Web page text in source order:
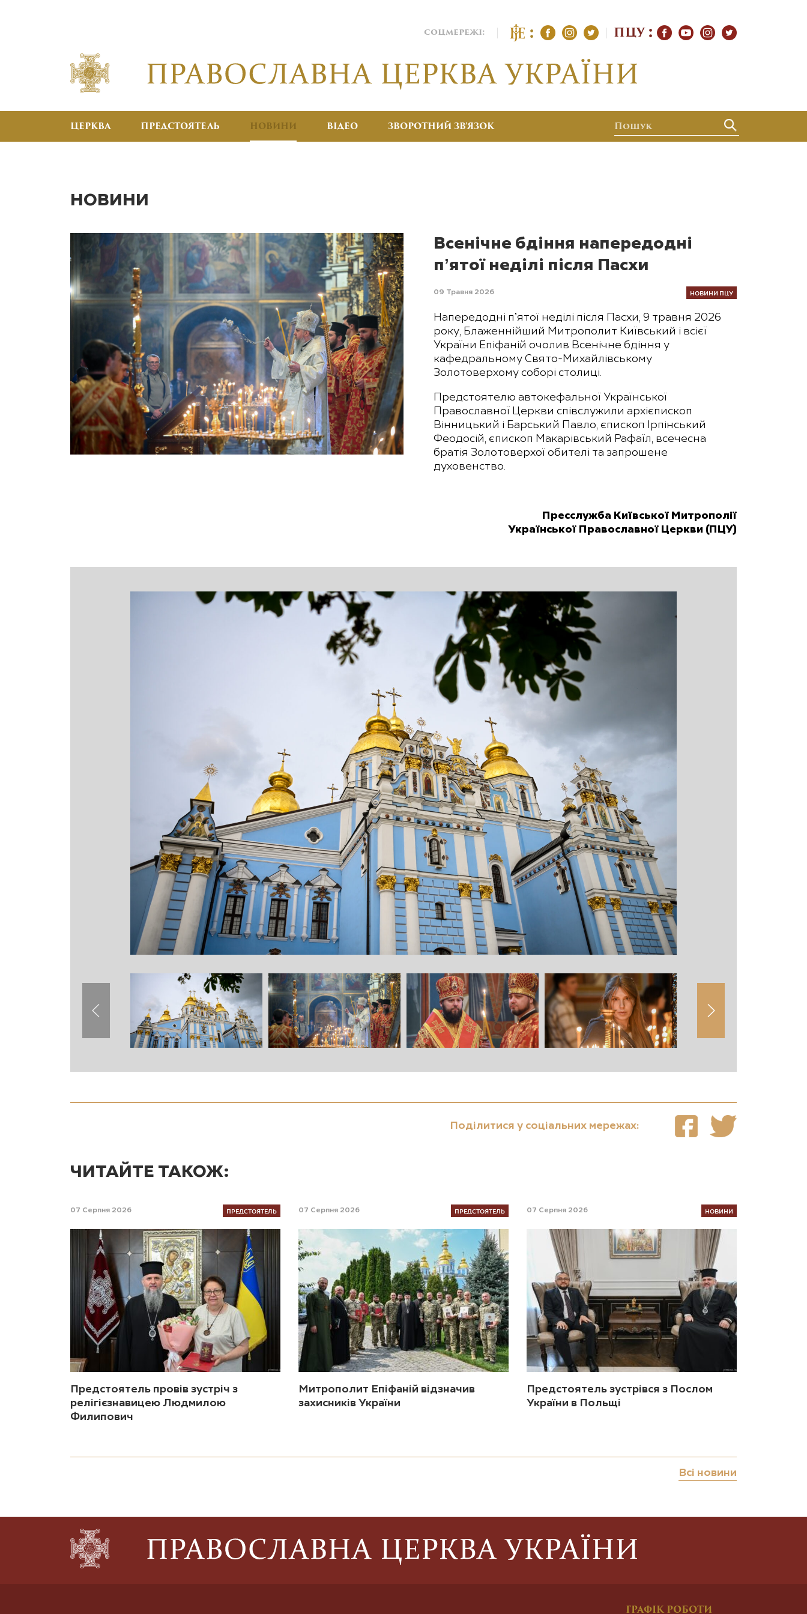
соцмережі: ПЦУ
ЦЕРКВА ПРЕДСТОЯТЕЛЬ НОВИНИ ВІДЕО ЗВОРОТНИЙ ЗВ’ЯЗОК
НОВИНИ
Всенічне бдіння напередодні
пʼятої неділі після Пасхи
09 Травня 2026 НОВИНИ ПЦУ
Напередодні пʼятої неділі після Пасхи, 9 травня 2026
року, Блаженнійший Митрополит Київський і всієї
України Епіфаній очолив Всенічне бдіння у
кафедральному Свято-Михайлівському
Золотоверхому соборі столиці.
Предстоятелю автокефальної Української
Православної Церкви співслужили архієпископ
Вінницький і Барський Павло, єпископ Ірпінський
Феодосій, єпископ Макарівський Рафаїл, всечесна
братія Золотоверхої обителі та запрошене
духовенство.
Пресслужба Київської Митрополії
Української Православної Церкви (ПЦУ)
Поділитися у соціальних мережах:
ЧИТАЙТЕ ТАКОЖ:
07 Серпня 2026 ПРЕДСТОЯТЕЛЬ
Предстоятель провів зустріч з
релігієзнавицею Людмилою
Филипович
07 Серпня 2026 ПРЕДСТОЯТЕЛЬ
Митрополит Епіфаній відзначив
захисників України
07 Серпня 2026 НОВИНИ
Предстоятель зустрівся з Послом
України в Польщі
Всі новини
ГРАФІК РОБОТИ